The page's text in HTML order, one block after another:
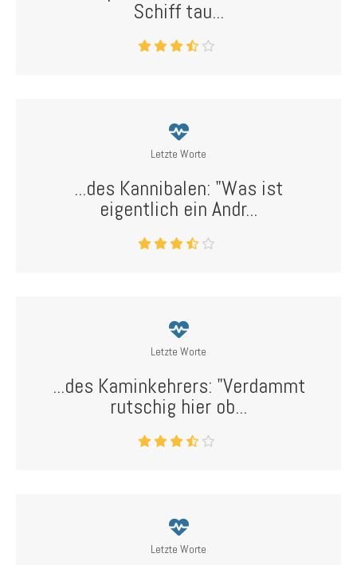
Schiff tau...
Letzte Worte
...des Kannibalen: "Was ist
eigentlich ein Andr...
Letzte Worte
...des Kaminkehrers: "Verdammt
rutschig hier ob...
Letzte Worte